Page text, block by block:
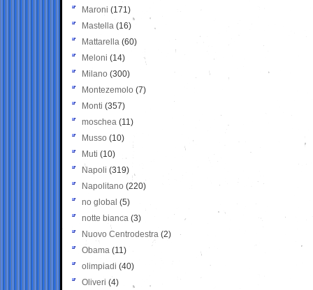
Maroni (171)
Mastella (16)
Mattarella (60)
Meloni (14)
Milano (300)
Montezemolo (7)
Monti (357)
moschea (11)
Musso (10)
Muti (10)
Napoli (319)
Napolitano (220)
no global (5)
notte bianca (3)
Nuovo Centrodestra (2)
Obama (11)
olimpiadi (40)
Oliveri (4)